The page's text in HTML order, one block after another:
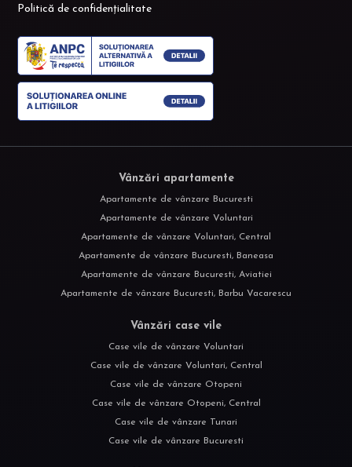
Politică de confidențialitate
Vânzări apartamente
Apartamente de vânzare Bucuresti
Apartamente de vânzare Voluntari
Apartamente de vânzare Voluntari, Central
Apartamente de vânzare Bucuresti, Baneasa
Apartamente de vânzare Bucuresti, Aviatiei
Apartamente de vânzare Bucuresti, Barbu Vacarescu
Vânzări case vile
Case vile de vânzare Voluntari
Case vile de vânzare Voluntari, Central
Case vile de vânzare Otopeni
Case vile de vânzare Otopeni, Central
Case vile de vânzare Tunari
Case vile de vânzare Bucuresti